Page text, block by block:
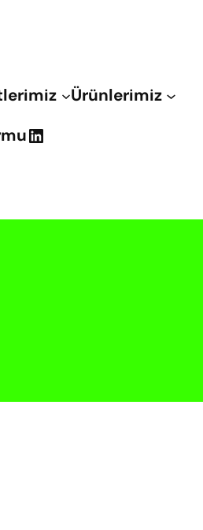
Ürünlerimiz
LinkedIn